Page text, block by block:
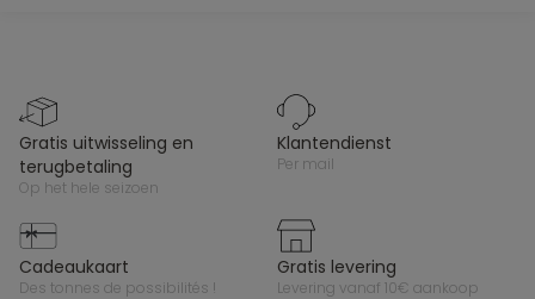
gratis uitwisseling en
terugbetaling
op het hele seizoen
klantendienst
per mail
cadeaukaart
des tonnes de possibilités !
gratis levering
levering vanaf 10€ aankoop